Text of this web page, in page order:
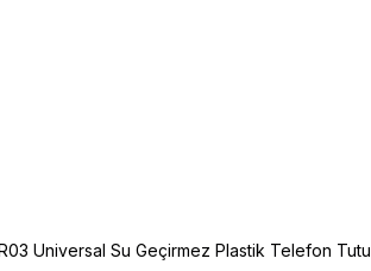
Universal Su Geçirmez Plastik Telefon